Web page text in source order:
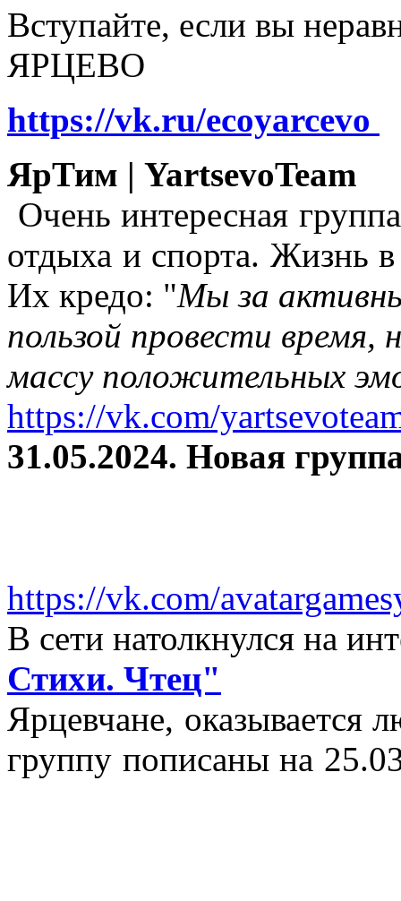
Вступайте, если вы
ЯРЦЕВО
https://vk.ru/ecoyarcevo
ЯрТим | YartsevoTeam
Очень интересная
отдыха и спорта. Жизнь
Их кредо: "Мы за
пользой провести время,
массу положительных
https://vk.com/
31.05.2024. Новая
https://vk.com/
В сети натолкнулся на
Стихи. Чтец"
Ярцевчане,
группу пописаны на